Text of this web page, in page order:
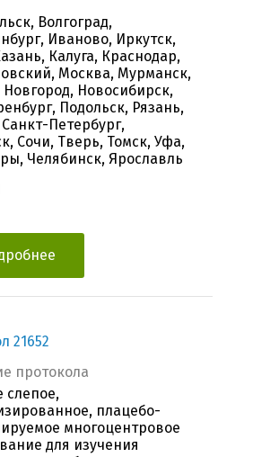
Волгоград,
Иваново, Иркутск,
Калуга, Краснодар,
Москва, Мурманск,
Новосибирск,
Подольск, Рязань,
Петербург,
Сочи, Тверь, Томск, Уфа,
Челябинск, Ярославль
21652
протокола
слепое,
плацебо-
многоцентровое
для изучения